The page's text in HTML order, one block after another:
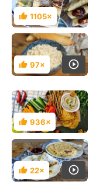
Hodnocení
1105×
Hodnocení
97×
Hodnocení
936×
Hodnocení
22×